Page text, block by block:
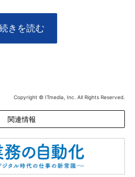
きを読む
Copyright © ITmedia, Inc. All Rights Reserved.
関連情報